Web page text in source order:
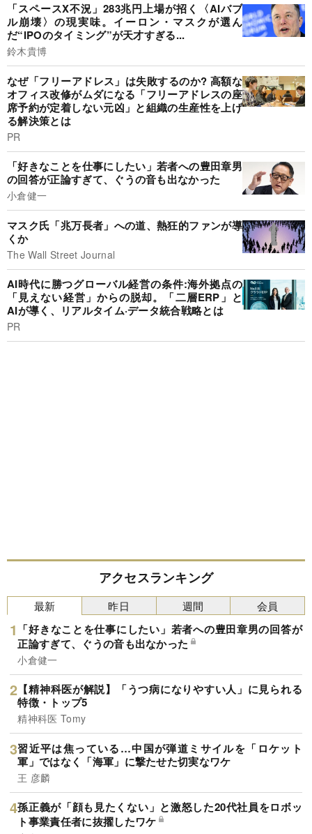
「スペースX不況」283兆円上場が招く〈AIバブ
ル崩壊〉の現実味。イーロン・マスクが選ん
だ“IPOのタイミング”が天才すぎる...
鈴木貴博
なぜ「フリーアドレス」は失敗するのか? 高額な
オフィス改修がムダになる「フリーアドレスの座
席予約が定着しない元凶」と組織の生産性を上げ
る解決策とは
PR
「好きなことを仕事にしたい」若者への豊田章男
の回答が正論すぎて、ぐうの音も出なかった
小倉健一
マスク氏「兆万長者」への道、熱狂的ファンが導
くか
The Wall Street Journal
AI時代に勝つグローバル経営の条件:海外拠点の
「見えない経営」からの脱却。「二層ERP」と
AIが導く、リアルタイム·データ統合戦略とは
PR
アクセスランキング
最新
「好きなことを仕事にしたい」若者への豊田章男の回答が
正論すぎて、ぐうの音も出なかった
小倉健一
【精神科医が解説】「うつ病になりやすい人」に見られる
特徴・トップ5
精神科医 Tomy
習近平は焦っている…中国が弾道ミサイルを「ロケット
軍」ではなく「海軍」に撃たせた切実なワケ
王 彦麟
孫正義が「顔も見たくない」と激怒した20代社員をロボッ
ト事業責任者に抜擢したワケ
昨日 週間 会員